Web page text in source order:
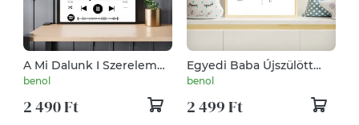
A Mi Dalunk I Szerelem
Poster
benol
2 490 Ft
Egyedi Baba Újszülött
Poszter Szivárványos
benol
2 499 Ft